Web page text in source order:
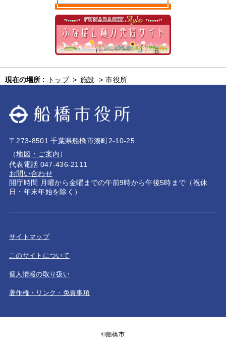
現在の場所 : トップ > 施設 > 市役所
〒273-8501 千葉県船橋市湊町2-10-25
（地図・ご案内）
代表電話 047-436-2111
お問い合わせ
開庁時間 月曜から金曜までの午前9時から午後5時まで（祝休
日・年末年始を除く）
サイトマップ
このサイトについて
個人情報の取り扱い
著作権・リンク・免責事項
©船橋市